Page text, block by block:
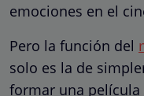
emociones en el
Pero la función del
solo es la de
formar una película